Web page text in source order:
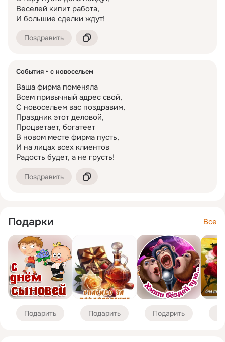
Веселей кипит работа,
И большие сделки ждут!
Поздравить
События с новосельем
Ваша фирма поменяла
Всем привычный адрес свой,
С новосельем вас поздравим,
Праздник этот деловой,
Процветает, богатеет
В новом месте фирма пусть,
И на лицах всех клиентов
Радость будет, а не грусть!
Поздравить
Подарки Все
Подарить Подарить Подарить